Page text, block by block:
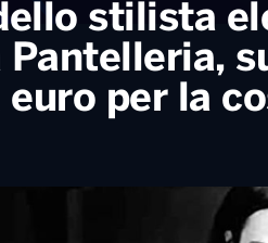
stilista
Pantelleria,
per la